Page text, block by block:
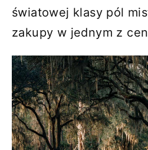
światowej klasy pól
zakupy w jednym z